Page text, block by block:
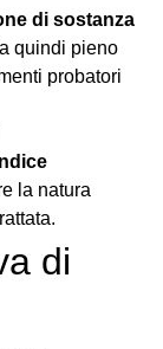
di sostanza
quindi pieno
probatori
la natura
di